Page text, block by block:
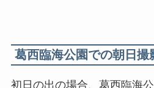
葛西臨海公園での朝日撮
初日の出の場合、葛西臨海